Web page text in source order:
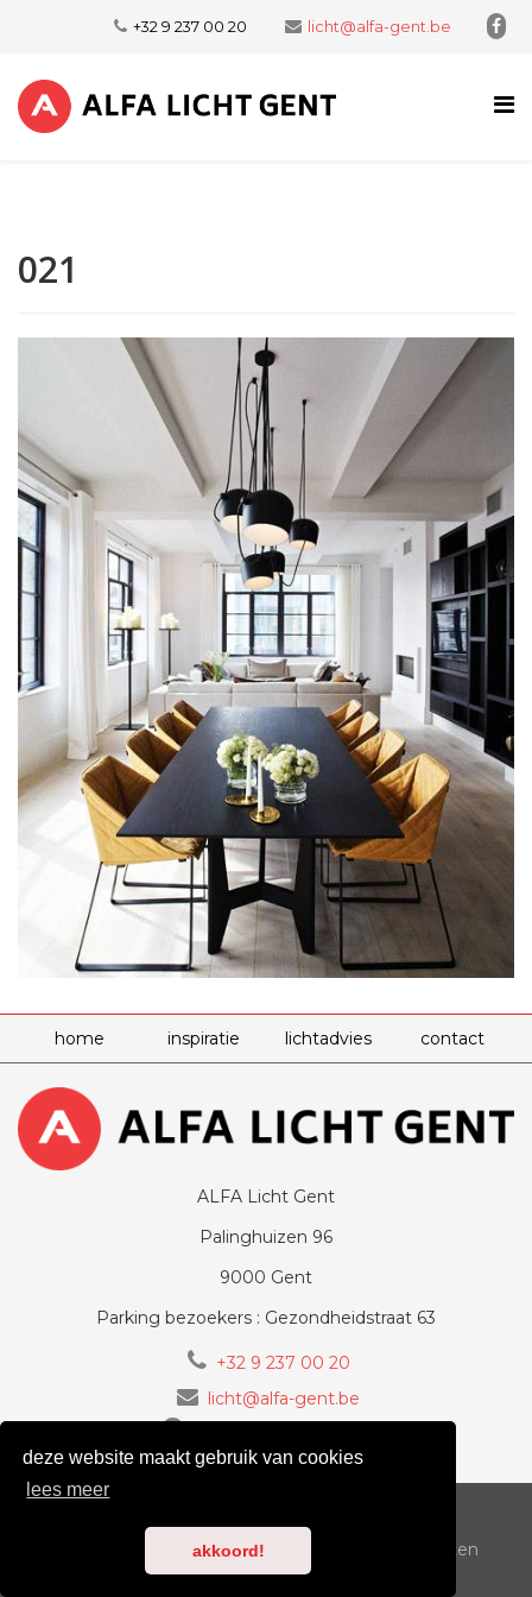
deze website maakt gebruik van cookies
lees meer
akkoord!
+32 9 237 00 20 licht@alfa-gent.be
021
home inspiratie lichtadvies contact
ALFA Licht Gent
Palinghuizen 96
9000 Gent
Parking bezoekers : Gezondheidstraat 63
+32 9 237 00 20
licht@alfa-gent.be
Copyright 2018-2026ALFA-LICHT.BE
| Alle rechten
voorbehouden | design by